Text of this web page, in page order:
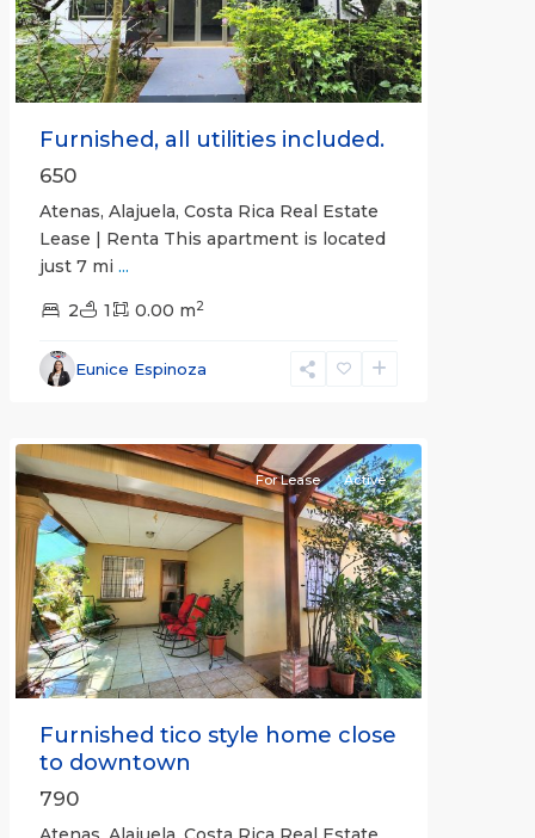
Furnished, all utilities included.
650
Atenas, Alajuela, Costa Rica Real Estate
Lease | Renta This apartment is located
just 7 mi ...
2 1 0.00 m2
Eunice Espinoza
Alajuela
(Province)
Previous Next
For Lease Active
Furnished tico style home close
to downtown
790